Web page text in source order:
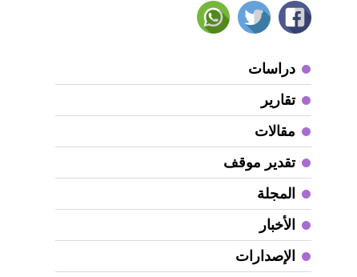
دراسات
تقارير
مقالات
تقدير موقف
المجلة
الأخبار
الإصدارات